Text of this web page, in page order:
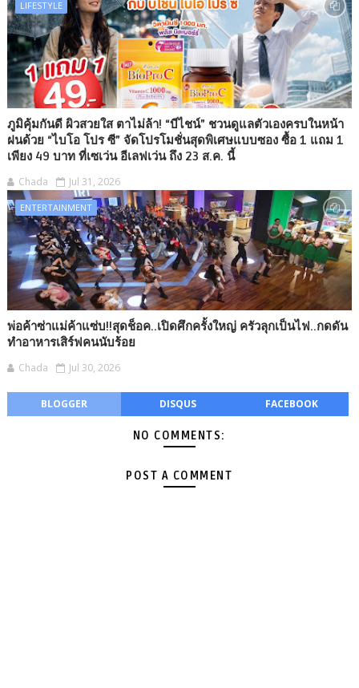
LIFESTYLE
ภูมิคุ้มกันดี ผิวสวยใส ตาไม่ล้า! “บีไชน์” ชวนดูแลตัวเองครบในหน้า
ฝนด้วย “ไบโอ โปร ซี” จัดโปรโมชั่นสุดพิเศษแบบซอง ซื้อ 1 แถม 1
เพียง 49 บาท ที่เซเว่น อีเลฟเว่น ถึง 23 ส.ค. นี้
Chada Jul 31, 2026
ENTERTAINMENT
พ่อค้าซ่าแม่ค้าแซ่บ!!สุดช็อค..เปิดศึกครั้งใหญ่ ครัวลุกเป็นไฟ..กดดัน
ทำอาหารเสิร์ฟคนนับร้อย
Chada Jul 30, 2026
BLOGGER DISQUS FACEBOOK
NO COMMENTS:
POST A COMMENT